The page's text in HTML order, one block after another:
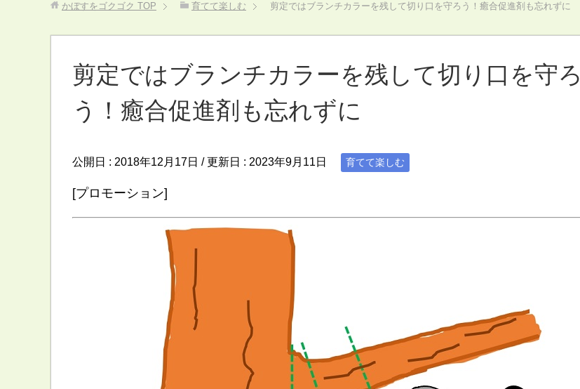
かぼすをゴクゴク TOP 育てて楽しむ 剪定ではブランチカラーを残して切り口を守ろう！癒合促進剤も忘れずに
剪定ではブランチカラーを残して切り口を守ろ
う！癒合促進剤も忘れずに
公開日 : 2018年12月17日 / 更新日 : 2023年9月11日 育てて楽しむ
[プロモーション]